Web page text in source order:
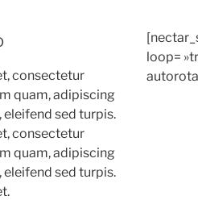
consectetur
quam, adipiscing
sed turpis.
consectetur
quam, adipiscing
sed turpis.
loop=